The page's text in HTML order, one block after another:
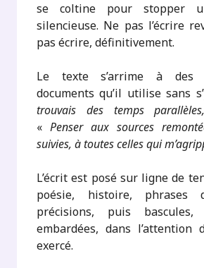
se coltine pour stopper
silencieuse. Ne pas l’écrire
pas écrire, définitivement.
Le texte s’arrime à des
documents qu’il utilise sans
trouvais des temps
«Penser aux sources
suivies, à toutes celles qui
L’écrit est posé sur ligne de
poésie, histoire, phrases
précisions, puis
embardées, dans l’attention
exercé.